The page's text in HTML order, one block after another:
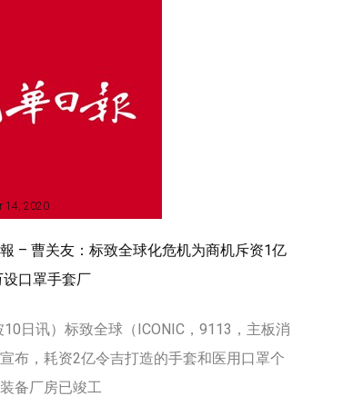
14, 2020
– 曹关友：标致全球化危机为商机斥资1亿
设口罩手套厂
10日讯）标致全球（ICONIC，9113，主板消
布，耗资2亿令吉打造的手套和医用口罩个
备厂房已竣工